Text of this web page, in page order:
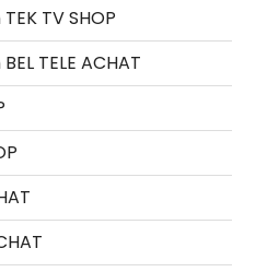
TV SHOP
TELE ACHAT